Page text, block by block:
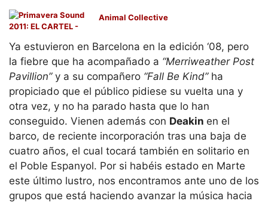
Animal Collective
Ya estuvieron en Barcelona en la edición ‘08, pero
la fiebre que ha acompañado a “Merriweather Post
Pavillion”y a su compañero “Fall Be Kind”ha
propiciado que el público pidiese su vuelta una y
otra vez, y no ha parado hasta que lo han
conseguido. Vienen además con Deakin en el
barco, de reciente incorporación tras una baja de
cuatro años, el cual tocará también en solitario en
el Poble Espanyol. Por si habéis estado en Marte
este último lustro, nos encontramos ante uno de los
grupos que está haciendo avanzar la música hacia